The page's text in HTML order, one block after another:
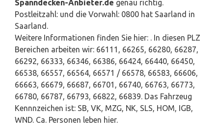
Spanndecken-Anbieter.de genau richtig.
Postleitzahl: und die Vorwahl: 0800 hat Saarland in
Saarland.
Weitere Informationen finden Sie hier: . In diesen PLZ
Bereichen arbeiten wir: 66111, 66265, 66280, 66287,
66292, 66333, 66346, 66386, 66424, 66440, 66450,
66538, 66557, 66564, 66571 / 66578, 66583, 66606,
66663, 66679, 66687, 66701, 66740, 66763, 66773,
66780, 66787, 66793, 66822, 66839. Das Fahrzeug
Kennnzeichen ist: SB, VK, MZG, NK, SLS, HOM, IGB,
WND. Ca. Personen leben hier.